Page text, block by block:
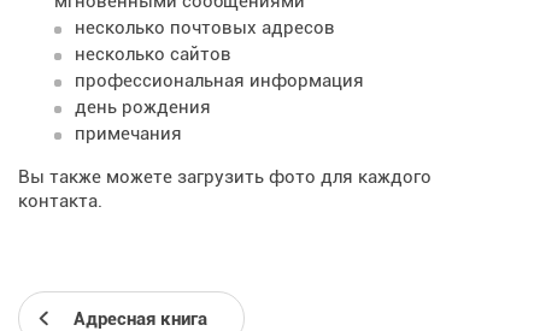
несколько почтовых адресов
несколько сайтов
профессиональная информация
день рождения
примечания
Вы также можете загрузить фото для каждого
контакта.
Адресная книга